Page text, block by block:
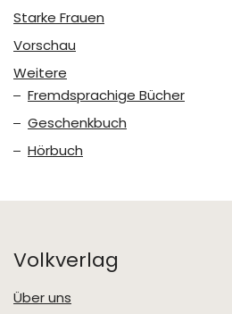
Starke Frauen
Vorschau
Weitere
Fremdsprachige Bücher
Geschenkbuch
Hörbuch
Volkverlag
Über uns